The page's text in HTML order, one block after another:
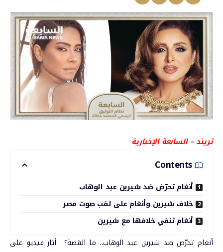
تريند – السابعة الإخبارية
Contents
أنغام تحرّض ضد شيرين عبد الوهاب
خلاف شيرين وأنغام على لقب صوت مصر
أنغام تنفي خلافها مع شيرين
أنغام تحرّض ضد شيرين عبد الوهاب.. ما القصة؟ أثار فيديو على